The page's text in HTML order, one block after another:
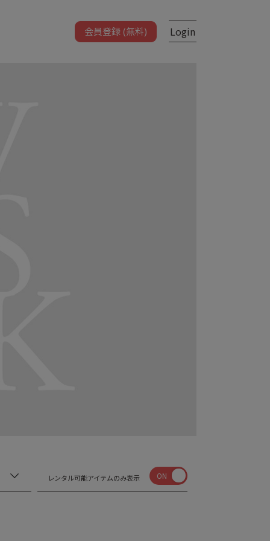
会員登録 (無料) Login
レンタル可能アイテムのみ表示 ON